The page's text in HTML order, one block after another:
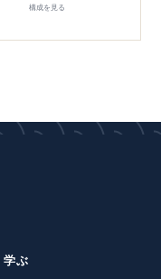
構成を見る
学ぶ